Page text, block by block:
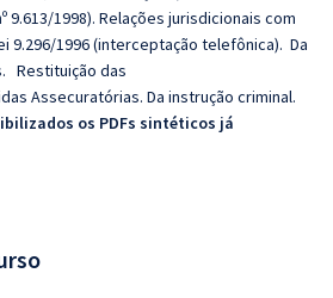
9.613/1998). Relações jurisdicionais com
9.296/1996 (interceptação telefônica). Da
Restituição das
Assecuratórias. Da instrução criminal.
os PDFs sintéticos já